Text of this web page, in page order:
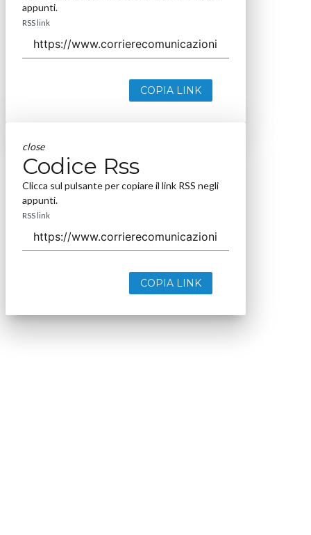
appunti.
RSS link
COPIA LINK
close
Codice Rss
Clicca sul pulsante per copiare il link RSS negli
appunti.
RSS link
COPIA LINK